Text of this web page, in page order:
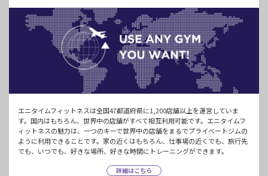
エニタイムフィットネスは全国47都道府県に1,200店舗以上を運営していま
す。国内はもちろん、世界中の店舗がすべて相互利用可能です。エニタイムフ
ィットネスの魅力は、一つのキーで世界中の店舗をまるでプライベートジムの
ように利用できることです。家の近くはもちろん、仕事場の近くでも、旅行先
でも、いつでも、好きな場所、好きな時間にトレーニングができます。
詳細はこちら